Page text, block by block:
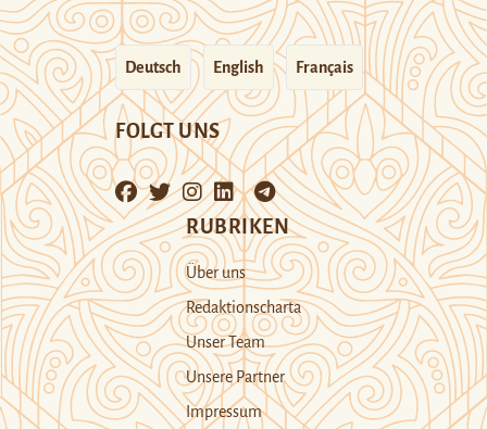
Deutsch English Français
FOLGT UNS
RUBRIKEN
Über uns
Redaktionscharta
Unser Team
Unsere Partner
Impressum